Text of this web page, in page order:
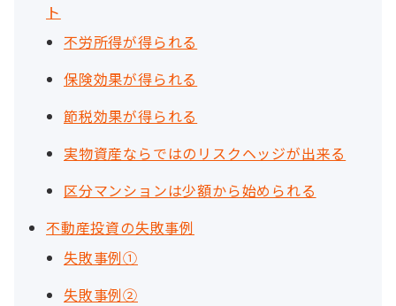
ト
不労所得が得られる
保険効果が得られる
節税効果が得られる
実物資産ならではのリスクヘッジが出来る
区分マンションは少額から始められる
不動産投資の失敗事例
失敗事例①
失敗事例②